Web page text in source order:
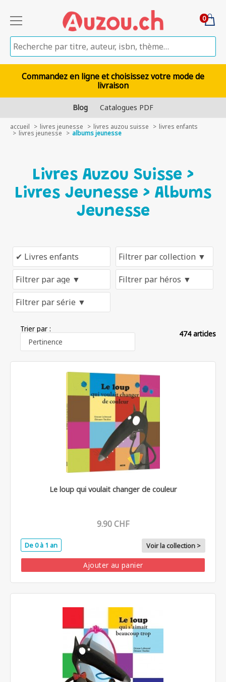
0
Commandez en ligne et choisissez votre mode de
livraison
Blog Catalogues PDF
accueil livres jeunesse livres auzou suisse livres enfants
livres jeunesse albums jeunesse
Livres Auzou Suisse >
Livres Jeunesse > Albums
Jeunesse
Trier par :
474 articles
Le loup qui voulait changer de couleur
9.90 CHF
De 0 à 1 an Voir la collection >
Ajouter au panier